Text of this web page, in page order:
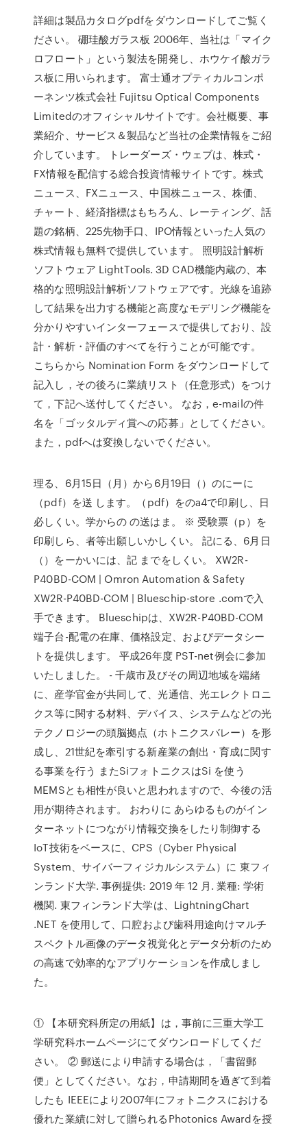
詳細は製品カタログpdfをダウンロードしてご覧く
ださい。 硼珪酸ガラス板 2006年、当社は「マイク
ロフロート」という製法を開発し、ホウケイ酸ガラ
ス板に用いられます。 富士通オプティカルコンポ
ーネンツ株式会社 Fujitsu Optical Components
Limitedのオフィシャルサイトです。会社概要、事
業紹介、サービス＆製品など当社の企業情報をご紹
介しています。 トレーダーズ・ウェブは、株式・
FX情報を配信する総合投資情報サイトです。株式
ニュース、FXニュース、中国株ニュース、株価、
チャート、経済指標はもちろん、レーティング、話
題の銘柄、225先物手口、IPO情報といった人気の
株式情報も無料で提供しています。 照明設計解析
ソフトウェア LightTools. 3D CAD機能内蔵の、本
格的な照明設計解析ソフトウェアです。光線を追跡
して結果を出力する機能と高度なモデリング機能を
分かりやすいインターフェースで提供しており、設
計・解析・評価のすべてを行うことが可能です。
こちらから Nomination Form をダウンロードして
記入し，その後ろに業績リスト（任意形式）をつけ
て，下記へ送付してください。 なお，e-mailの件
名を「ゴッタルディ賞への応募」としてください。
また，pdfへは変換しないでください。
理る、6月15日（月）から6月19日（）のにーに
（pdf）を送 します。（pdf）をのa4で印刷し、日
必しくい。学からの の送はま。 ※ 受験票（p）を
印刷しら、者等出願しいかしくい。 記にる、6月日
（）をーかいには、記 までをしくい。 XW2R-
P40BD-COM | Omron Automation & Safety
XW2R-P40BD-COM | Blueschip-store .comで入
手できます。 Blueschipは、XW2R-P40BD-COM
端子台-配電の在庫、価格設定、およびデータシー
トを提供します。 平成26年度 PST-net例会に参加
いたしました。 - 千歳市及びその周辺地域を端緒
に、産学官金が共同して、光通信、光エレクトロニ
クス等に関する材料、デバイス、システムなどの光
テクノロジーの頭脳拠点（ホトニクスバレー）を形
成し、21世紀を牽引する新産業の創出・育成に関す
る事業を行う またSiフォトニクスはSi を使う
MEMSとも相性が良いと思われますので、今後の活
用が期待されます。 おわりに あらゆるものがイン
ターネットにつながり情報交換をしたり制御する
IoT技術をベースに、CPS（Cyber Physical
System、サイバーフィジカルシステム）に 東フィ
ンランド大学. 事例提供: 2019 年 12 月. 業種: 学術
機関. 東フィンランド大学は、LightningChart
.NET を使用して、口腔および歯科用途向けマルチ
スペクトル画像のデータ視覚化とデータ分析のため
の高速で効率的なアプリケーションを作成しまし
た。
① 【本研究科所定の用紙】は，事前に三重大学工
学研究科ホームページにてダウンロードしてくだ
さい。 ② 郵送により申請する場合は，「書留郵
便」としてください。なお，申請期間を過ぎて到着
したも IEEEにより2007年にフォトニクスにおける
優れた業績に対して贈られるPhotonics Awardを授